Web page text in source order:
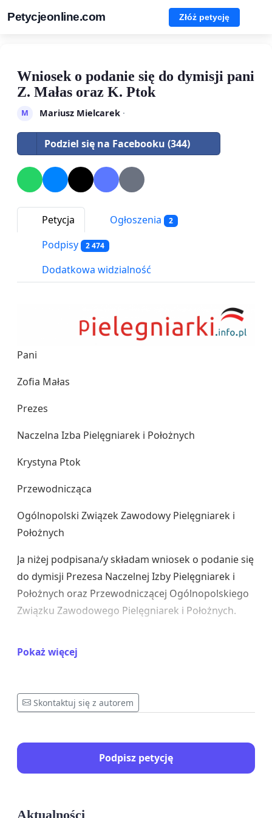
Petycjeonline.com Złóż petycję
Wniosek o podanie się do dymisji pani
Z. Małas oraz K. Ptok
M Mariusz Mielcarek·
Podziel się na Facebooku (344)
Petycja Ogłoszenia 2
Podpisy 2 474
Dodatkowa widzialność
Pani
Zofia Małas
Prezes
Naczelna Izba Pielęgniarek i Położnych
Krystyna Ptok
Przewodnicząca
Ogólnopolski Związek Zawodowy Pielęgniarek i
Położnych
Ja niżej podpisana/y składam wniosek o podanie się
do dymisji Prezesa Naczelnej Izby Pielęgniarek i
Położnych oraz Przewodniczącej Ogólnopolskiego
Związku Zawodowego Pielęgniarek i Położnych.
działań na rzecz poprawy warunków pracy i płacy
Podpisywane przez Panie porozumienia z
ministrem zdrowia nie są realizowane w całości a
celu ich wypełnienia.
Jest rzeczą niedopuszczalną, że porozumieniem z
obsad pielęgniarskich. A to było sprawą
Pokaż więcej
Skontaktuj się z autorem
Podpisz petycję
Aktualności